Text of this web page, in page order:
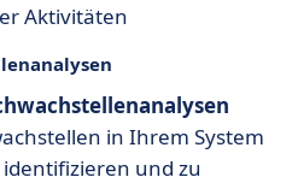
Aktivitäten
in Ihrem System
und zu